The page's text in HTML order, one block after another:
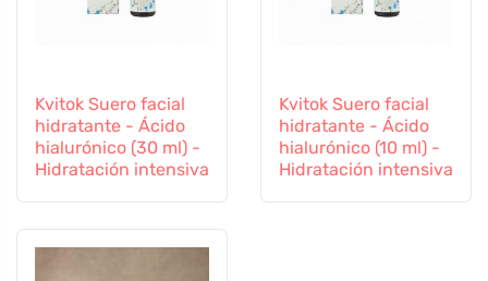
Kvitok Suero facial
hidratante - Ácido
hialurónico (30 ml) -
Hidratación intensiva
Kvitok Suero facial
hidratante - Ácido
hialurónico (10 ml) -
Hidratación intensiva